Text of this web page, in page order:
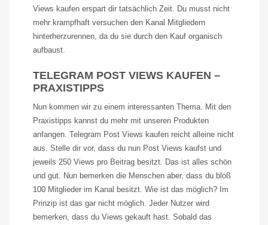
Views kaufen erspart dir tatsächlich Zeit. Du musst nicht
mehr krampfhaft versuchen den Kanal Mitgliedern
hinterherzurennen, da du sie durch den Kauf organisch
aufbaust.
TELEGRAM POST VIEWS KAUFEN –
PRAXISTIPPS
Nun kommen wir zu einem interessanten Thema. Mit den
Praxistipps kannst du mehr mit unseren Produkten
anfangen. Telegram Post Views kaufen reicht alleine nicht
aus. Stelle dir vor, dass du nun Post Views kaufst und
jeweils 250 Views pro Beitrag besitzt. Das ist alles schön
und gut. Nun bemerken die Menschen aber, dass du bloß
100 Mitglieder im Kanal besitzt. Wie ist das möglich? Im
Prinzip ist das gar nicht möglich. Jeder Nutzer wird
bemerken, dass du Views gekauft hast. Sobald das